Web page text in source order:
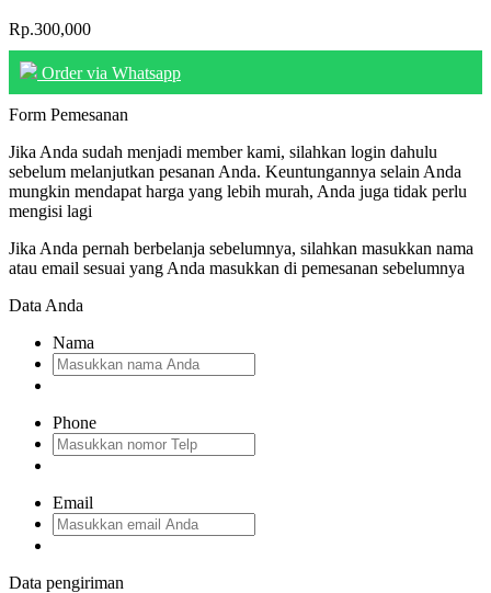
Rp.300,000
Order via Whatsapp
Form Pemesanan
Jika Anda sudah menjadi member kami, silahkan login dahulu
sebelum melanjutkan pesanan Anda. Keuntungannya selain Anda
mungkin mendapat harga yang lebih murah, Anda juga tidak perlu
mengisi lagi
Jika Anda pernah berbelanja sebelumnya, silahkan masukkan nama
atau email sesuai yang Anda masukkan di pemesanan sebelumnya
Data Anda
Nama
Phone
Email
Data pengiriman